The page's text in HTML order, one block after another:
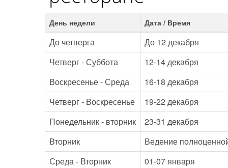
День недели Дата / Время
До четверга
До 12 декабря
Четверг - Суббота
12-14 декабря
Воскресенье - Среда
16-18 декабря
Четверг - Воскресенье
19-22 декабря
Понедельник - вторник
23-31 декабря
Вторник
Ведение
Среда - Вторник
01-07 января